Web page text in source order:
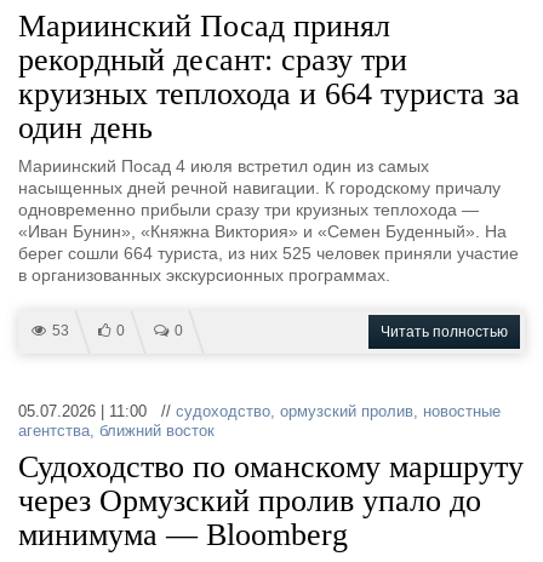
Конференции
Выставки и семинары
Личности
Словарь
Флот
Галерея флота
Форум
Отзывы
Мариинский Посад принял
рекордный десант: сразу три
круизных теплохода и 664 туриста за
один день
Мариинский Посад 4 июля встретил один из самых
насыщенных дней речной навигации. К городскому причалу
одновременно прибыли сразу три круизных теплохода —
«Иван Бунин», «Княжна Виктория» и «Семен Буденный». На
берег сошли 664 туриста, из них 525 человек приняли участие
в организованных экскурсионных программах.
53 0 0 Читать полностью
05.07.2026 | 11:00 // судоходство, ормузский пролив, новостные
агентства, ближний восток
Судоходство по оманскому маршруту
через Ормузский пролив упало до
минимума — Bloomberg